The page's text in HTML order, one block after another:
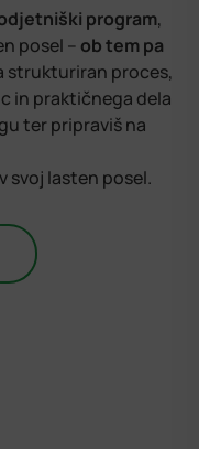
program,
posel – ob tem pa
strukturiran proces,
in praktičnega dela
ter pripraviš na
svoj lasten posel.